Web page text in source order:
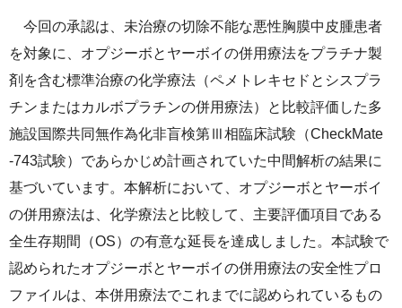
IRメール
社会貢献活動
ポリシー類
GRIスタンダード対照表
サステナビリティレポート
ESGデータ集
外部からの評価
第三者保証
今回の承認は、未治療の切除不能な悪性胸膜中皮腫患者
を対象に、オプジーボとヤーボイの併用療法をプラチナ製
剤を含む標準治療の化学療法（ペメトレキセドとシスプラ
チンまたはカルボプラチンの併用療法）と比較評価した多
施設国際共同無作為化非盲検第Ⅲ相臨床試験（CheckMate
-743試験）であらかじめ計画されていた中間解析の結果に
基づいています。本解析において、オプジーボとヤーボイ
の併用療法は、化学療法と比較して、主要評価項目である
全生存期間（OS）の有意な延長を達成しました。本試験で
認められたオプジーボとヤーボイの併用療法の安全性プロ
ファイルは、本併用療法でこれまでに認められているもの